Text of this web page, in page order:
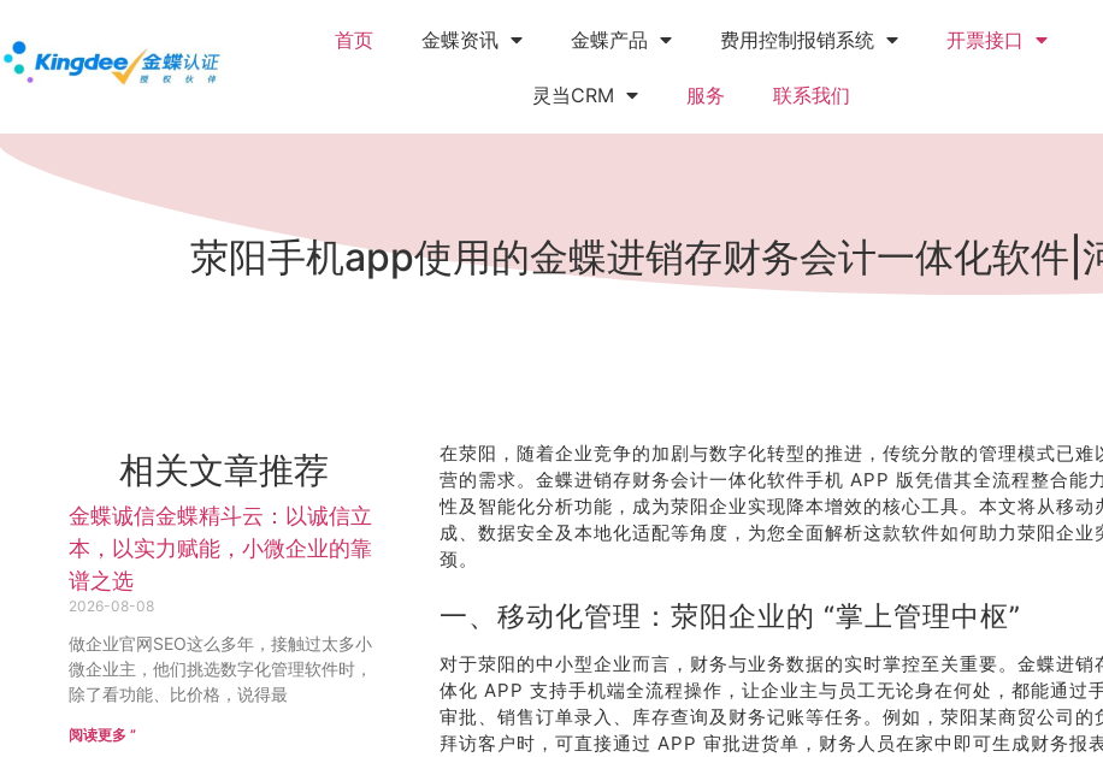
首页 金蝶资讯 金蝶产品 费用控制报销系统 开票接口
灵当CRM 服务 联系我们
荥阳手机app使用的金蝶进销存财务会计一体化软件|
相关文章推荐
金蝶诚信金蝶精斗云：以诚信立
本，以实力赋能，小微企业的靠
谱之选
2026-08-08
做企业官网SEO这么多年，接触过太多小
微企业主，他们挑选数字化管理软件时，
除了看功能、比价格，说得最
阅读更多 ”
在荥阳，随着企业竞争的加剧与数字化转型的推进，传统分散的管理模式已难
营的需求。金蝶进销存财务会计一体化软件手机 APP 版凭借其全流程整合能
性及智能化分析功能，成为荥阳企业实现降本增效的核心工具。本文将从移动
成、数据安全及本地化适配等角度，为您全面解析这款软件如何助力荥阳企业
颈。
一、移动化管理：荥阳企业的 “掌上管理中枢”
对于荥阳的中小型企业而言，财务与业务数据的实时掌控至关重要。金蝶进销
体化 APP 支持手机端全流程操作，让企业主与员工无论身在何处，都能通过
审批、销售订单录入、库存查询及财务记账等任务。例如，荥阳某商贸公司的
拜访客户时，可直接通过 APP 审批进货单，财务人员在家中即可生成财务报